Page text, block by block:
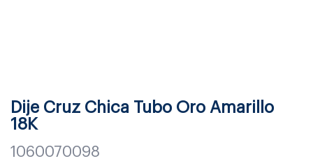
Dije Cruz Chica Tubo Oro Amarillo
18K
1060070098